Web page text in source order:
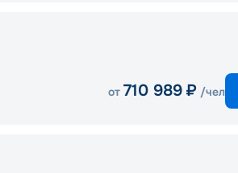
от 710 989 ₽ /чел